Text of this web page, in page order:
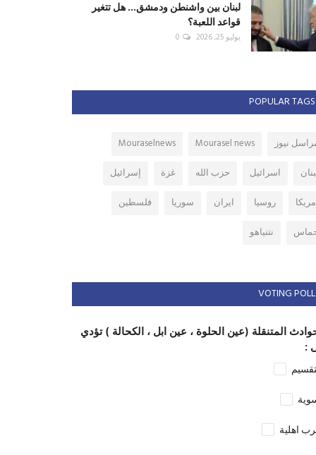
لبنان بين واشنطن ودمشق... هل تتغير
قواعد اللعبة؟
يوليو 25, 2026 0
POPULAR TAGS
نيوز Mourasel news
Mouraselnews
اسرائيل حزب الله غزة
إسرائيل
روسيا ايران سوريا
فلسطين
نتنياهو
VOTING POLL
المتنقلة (عين الحلوة ، عين ابل ، الكحالة ) تؤدي
:
اهلية